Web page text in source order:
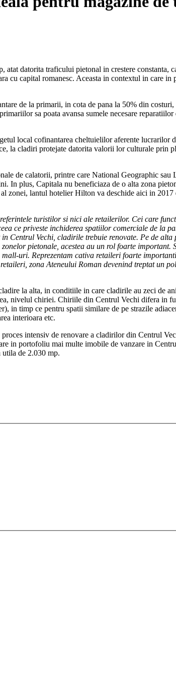
datorita traficului pietonal in crestere constanta,
cu capital romanesc. Aceasta in contextul in care
de la primarii, in cota de pana la 50% din
sa poata avansa sumele necesare
local cofinantarea cheltuielilor aferente lucrarilor
la cladiri protejate datorita valorii lor culturale prin
de calatorii, printre care National Geographic
In plus, Capitala nu beneficiaza de o alta zona
zonei, lantul hotelier Hilton va deschide aici in
turistilor si nici ale retailerilor. Cei care
ce priveste inchiderea spatiilor comerciale de la
Centrul Vechi, cladirile trebuie renovate. Pe de
pietonale, acestea au un rol foarte
uri. Reprezentam cativa retaileri foarte
zona Ateneului Roman devenind treptat un
la alta, in conditiile in care cladirile au zeci de
nivelul chiriei. Chiriile din Centrul Vechi difera in
in timp ce pentru spatii similare de pe strazile
interioara etc.
intensiv de renovare a cladirilor din Centrul
in portofoliu mai multe imobile de vanzare in
de 2.030 mp.